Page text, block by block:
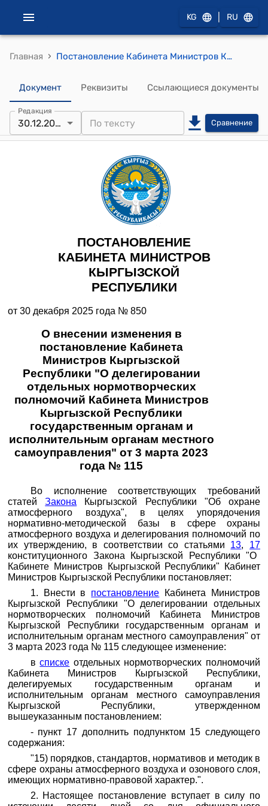
KG RU
Главная › Постановление Кабинета Министров КР от 30 декабря 2025 года № 850 "О внесении изменения в постановление Кабинета Министров Кыргызской Республики "О делегировании отдельных нормотворческих полномочий Кабинета Министров Кыргызской Республики государственным органам и исполнительным органам местного самоуправления" от 3 марта 2023 года № 115"
Документ Реквизиты Ссылающиеся документы
Редакция
30.12.2025 Сравнение